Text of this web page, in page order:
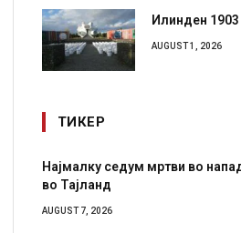
Илинден
AUGUST 1, 2026
ТИКЕР
СОЗИС: Украинците повеќе им
генералите отколку на Зеленски
AUGUST 7, 2026